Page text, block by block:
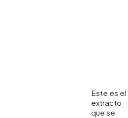
Este es el
extracto
que se